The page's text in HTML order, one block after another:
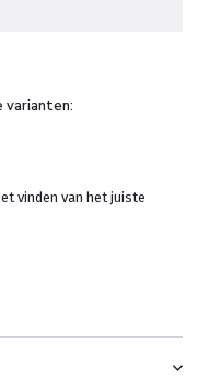
varianten:
vinden van het juiste